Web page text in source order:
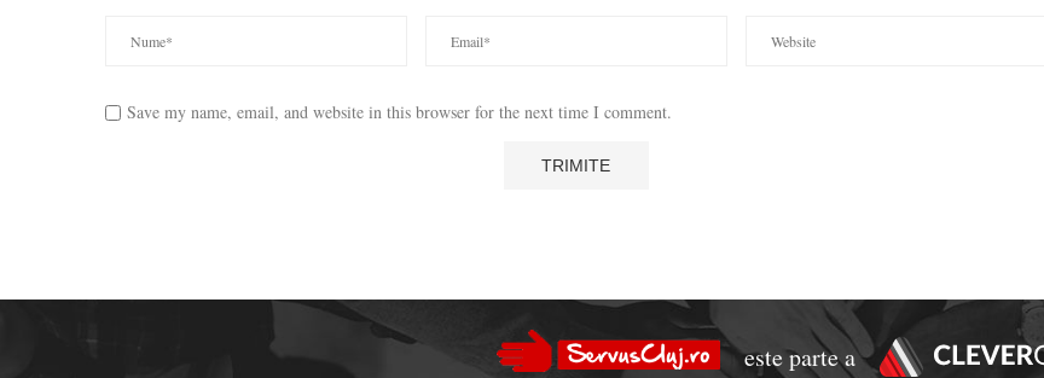
Save my name, email, and website in this browser for the next time I comment.
este parte a